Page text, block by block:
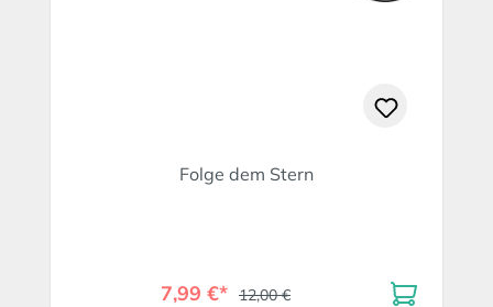
Folge dem Stern
7,99 €* 12,00 €